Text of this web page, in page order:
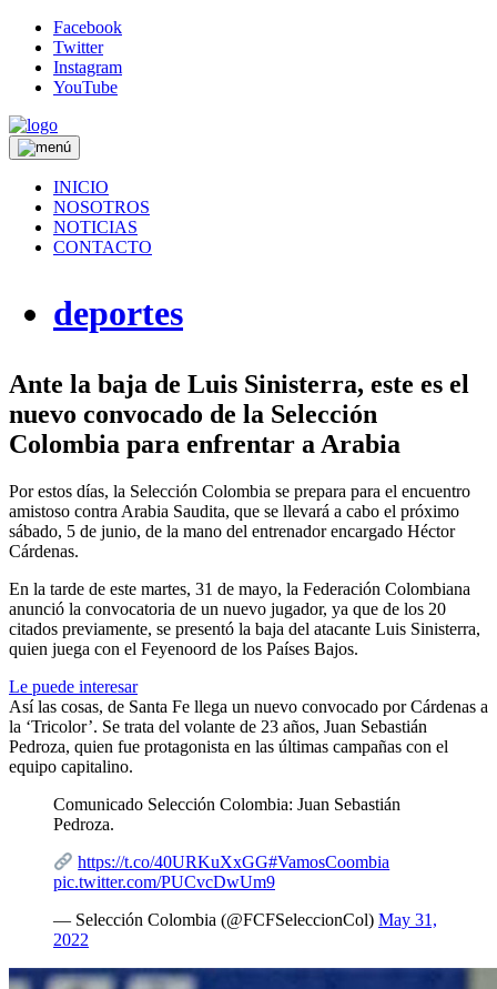
Facebook
Twitter
Instagram
YouTube
INICIO
NOSOTROS
NOTICIAS
CONTACTO
deportes
Ante la baja de Luis Sinisterra, este es el
nuevo convocado de la Selección
Colombia para enfrentar a Arabia
Por estos días, la Selección Colombia se prepara para el encuentro
amistoso contra Arabia Saudita, que se llevará a cabo el próximo
sábado, 5 de junio, de la mano del entrenador encargado Héctor
Cárdenas.
En la tarde de este martes, 31 de mayo, la Federación Colombiana
anunció la convocatoria de un nuevo jugador, ya que de los 20
citados previamente, se presentó la baja del atacante Luis Sinisterra,
quien juega con el Feyenoord de los Países Bajos.
Le puede interesar
Así las cosas, de Santa Fe llega un nuevo convocado por Cárdenas a
la ‘Tricolor’. Se trata del volante de 23 años, Juan Sebastián
Pedroza, quien fue protagonista en las últimas campañas con el
equipo capitalino.
Comunicado Selección Colombia: Juan Sebastián
Pedroza.
https://t.co/40URKuXxGG#VamosCoombia
pic.twitter.com/PUCvcDwUm9
— Selección Colombia (@FCFSeleccionCol) May 31,
2022